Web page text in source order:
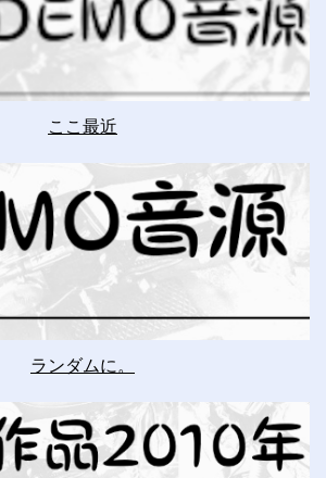
ここ最近
ランダムに。